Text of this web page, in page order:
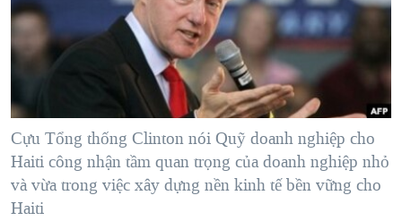
"Tìm"NGƯỜI VIỆT HẢI NGOẠI
ĐỜI SỐNG
KHOA HỌC
SỨC KHOẺ
VĂN HOÁ
THỂ THAO
TẠI
HÀNH TRÌNH BẦU CỬ 2024
MỘT NĂM CHIẾN TRANH TẠI DẢI GAZA
GIẢI MÃ VÀNH ĐAI & CON ĐƯỜNG
NGÀY TỊ NẠN THẾ GIỚI
TRỊNH VĨNH BÌNH - NGƯỜI HẠ 'BÊN THẮNG CUỘC'
GROUND ZERO – XƯA VÀ NAY
VIDEO
NGHE
Ngôn ngữ khác
Cựu Tổng thống Clinton nói Quỹ doanh nghiệp cho
Haiti công nhận tầm quan trọng của doanh nghiệp nhỏ
và vừa trong việc xây dựng nền kinh tế bền vững cho
Haiti